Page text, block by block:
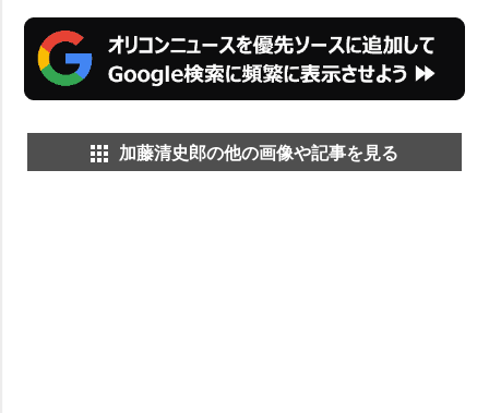
加藤清史郎の他の画像や記事を見る